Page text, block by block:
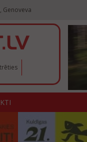
Genoveva